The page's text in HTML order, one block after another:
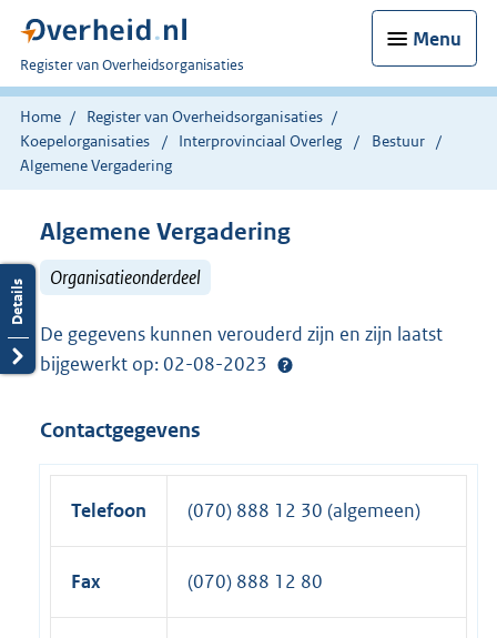
Menu
U
bent
nu
hier:
Register van Overheidsorganisaties
Home
Register van Overheidsorganisaties
Koepelorganisaties
Interprovinciaal Overleg
Bestuur
Algemene Vergadering
Algemene Vergadering
Organisatieonderdeel
De gegevens kunnen verouderd zijn en zijn laatst
bijgewerkt op: 02-08-2023
Contactgegevens
Telefoon (070) 888 12 30 (algemeen)
Fax (070) 888 12 80